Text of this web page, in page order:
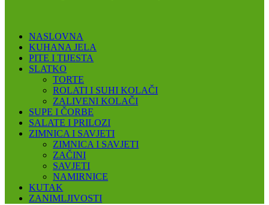
NASLOVNA
KUHANA JELA
PITE I TIJESTA
SLATKO
TORTE
ROLATI I SUHI KOLAČI
ZALIVENI KOLAČI
SUPE I ČORBE
SALATE I PRILOZI
ZIMNICA I SAVJETI
ZIMNICA I SAVJETI
ZAČINI
SAVJETI
NAMIRNICE
KUTAK
ZANIMLJIVOSTI